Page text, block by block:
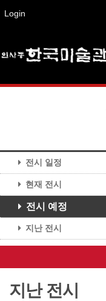
Login
전시 일정
현재 전시
전시 예정
지난 전시
지난 전시